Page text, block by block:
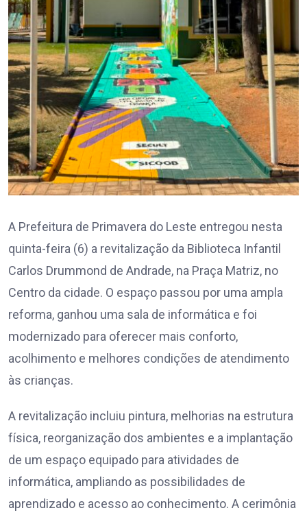
A Prefeitura de Primavera do Leste entregou nesta
quinta-feira (6) a revitalização da Biblioteca Infantil
Carlos Drummond de Andrade, na Praça Matriz, no
Centro da cidade. O espaço passou por uma ampla
reforma, ganhou uma sala de informática e foi
modernizado para oferecer mais conforto,
acolhimento e melhores condições de atendimento
às crianças.
A revitalização incluiu pintura, melhorias na estrutura
física, reorganização dos ambientes e a implantação
de um espaço equipado para atividades de
informática, ampliando as possibilidades de
aprendizado e acesso ao conhecimento. A cerimônia